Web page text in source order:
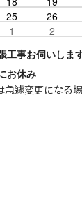
25 26
1 2
工事お伺いします
お休み
遽変更になる